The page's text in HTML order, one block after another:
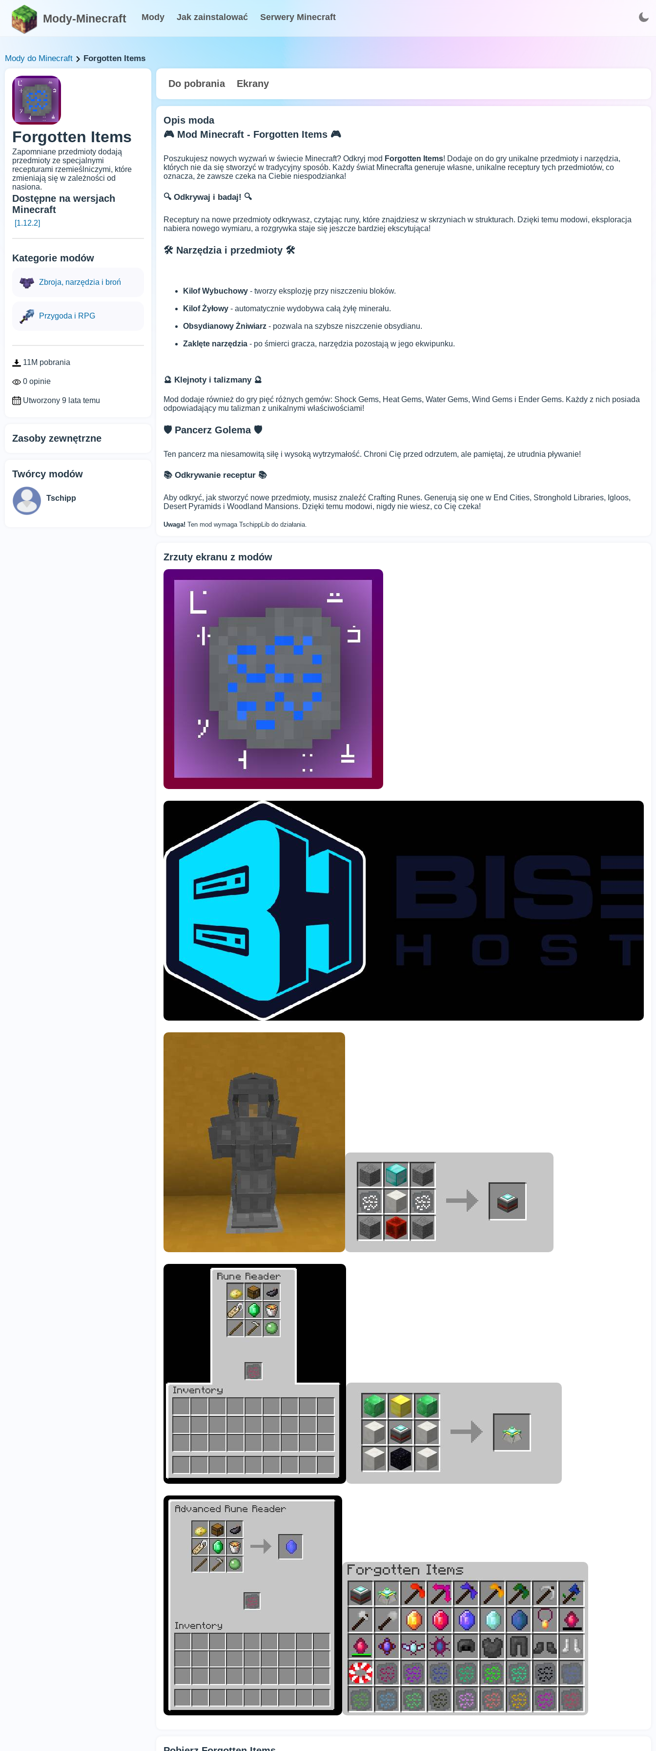
Mody-Minecraft Mody Jak zainstalować Serwery Minecraft
Mody do Minecraft Forgotten Items
Forgotten Items
Zapomniane przedmioty dodają
przedmioty ze specjalnymi
recepturami rzemieślniczymi, które
zmieniają się w zależności od
nasiona.
Dostępne na wersjach
Minecraft
[1.12.2]
Kategorie modów
Zbroja, narzędzia i broń
Przygoda i RPG
11M pobrania
0 opinie
Utworzony 9 lata temu
Zasoby zewnętrzne
Twórcy modów
Tschipp
Do pobrania Ekrany
Opis moda
🎮 Mod Minecraft - Forgotten Items 🎮
Poszukujesz nowych wyzwań w świecie Minecraft? Odkryj mod Forgotten Items! Dodaje on do gry unikalne przedmioty i narzędzia,
których nie da się stworzyć w tradycyjny sposób. Każdy świat Minecrafta generuje własne, unikalne receptury tych przedmiotów, co
oznacza, że zawsze czeka na Ciebie niespodzianka!
🔍 Odkrywaj i badaj! 🔍
Receptury na nowe przedmioty odkrywasz, czytając runy, które znajdziesz w skrzyniach w strukturach. Dzięki temu modowi, eksploracja
nabiera nowego wymiaru, a rozgrywka staje się jeszcze bardziej ekscytująca!
🛠️ Narzędzia i przedmioty 🛠️
Kilof Wybuchowy - tworzy eksplozję przy niszczeniu bloków.
Kilof Żyłowy - automatycznie wydobywa całą żyłę minerału.
Obsydianowy Żniwiarz - pozwala na szybsze niszczenie obsydianu.
Zaklęte narzędzia - po śmierci gracza, narzędzia pozostają w jego ekwipunku.
🔮 Klejnoty i talizmany 🔮
Mod dodaje również do gry pięć różnych gemów: Shock Gems, Heat Gems, Water Gems, Wind Gems i Ender Gems. Każdy z nich posiada
odpowiadający mu talizman z unikalnymi właściwościami!
🛡️ Pancerz Golema 🛡️
Ten pancerz ma niesamowitą siłę i wysoką wytrzymałość. Chroni Cię przed odrzutem, ale pamiętaj, że utrudnia pływanie!
📚 Odkrywanie receptur 📚
Aby odkryć, jak stworzyć nowe przedmioty, musisz znaleźć Crafting Runes. Generują się one w End Cities, Stronghold Libraries, Igloos,
Desert Pyramids i Woodland Mansions. Dzięki temu modowi, nigdy nie wiesz, co Cię czeka!
Uwaga! Ten mod wymaga TschippLib do działania.
Zrzuty ekranu z modów